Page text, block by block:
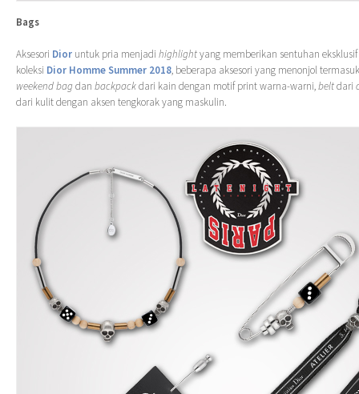
Bags
Aksesori Dior untuk pria menjadi highlightyang memberikan sentuhan
koleksi Dior Homme Summer 2018, beberapa aksesori yang menonjol
weekend bagdan backpackdari kain dengan motif print warna-warni,beltdari
dari kulit dengan aksen tengkorak yang maskulin.